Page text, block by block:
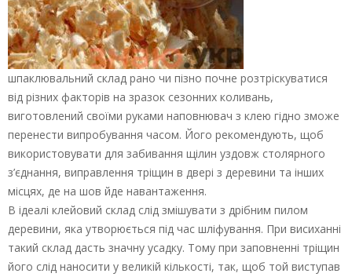
шпаклювальний склад рано чи пізно почне розтріскуватися
від різних факторів на зразок сезонних коливань,
виготовлений своїми руками наповнювач з клею гідно зможе
перенести випробування часом. Його рекомендують, щоб
використовувати для забивання щілин уздовж столярного
з’єднання, виправлення тріщин в двері з деревини та інших
місцях, де на шов йде навантаження.
В ідеалі клейовий склад слід змішувати з дрібним пилом
деревини, яка утворюється під час шліфування. При висиханні
такий склад дасть значну усадку. Тому при заповненні тріщин
його слід наносити у великій кількості, так, щоб той виступав